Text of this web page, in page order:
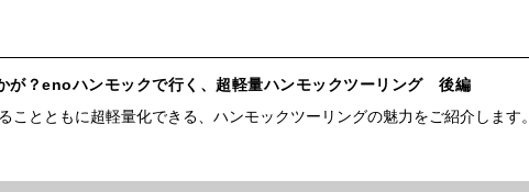
が？enoハンモックで行く、超軽量ハンモックツーリング 後編
とともに超軽量化できる、ハンモックツーリングの魅力をご紹介します。